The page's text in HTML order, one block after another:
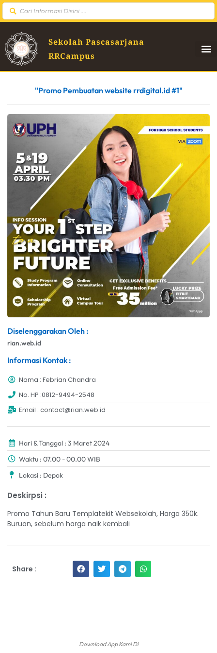
Sekolah Pascasarjana
RRCampus
"Promo Pembuatan website rrdigital.id #1"
Diselenggarakan Oleh :
rian.web.id
Informasi Kontak :
Nama : Febrian Chandra
No. HP :0812-9494-2548
Email : contact@rian.web.id
Hari & Tanggal : 3 Maret 2024
Waktu : 07.00 - 00.00 WIB
Lokasi : Depok
Deskirpsi :
Promo Tahun Baru Templatekit Websekolah, Harga 350k.
Buruan, sebelum harga naik kembali
Share :
Download App Kami Di